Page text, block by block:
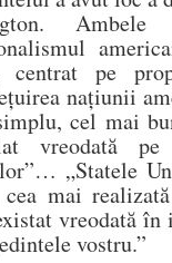
centrat pe
națiunii
cel mai
vreodată
„Statele
cea mai
vreodată
vostru.”